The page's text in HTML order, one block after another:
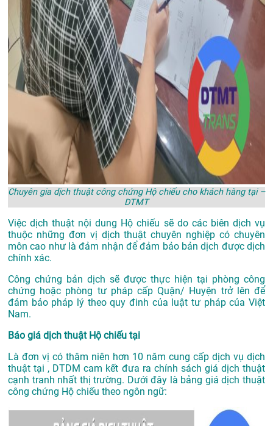
Chuyên gia dịch thuật công chứng Hộ chiếu cho khách hàng tại –
DTMT
Việc dịch thuật nội dung Hộ chiếu sẽ do các biên dịch vụ
thuộc những đơn vị dịch thuật chuyên nghiệp có chuyên
môn cao như là đảm nhận để đảm bảo bản dịch được dịch
chính xác.
Công chứng bản dịch sẽ được thực hiện tại phòng công
chứng hoặc phòng tư pháp cấp Quận/ Huyện trở lên để
đảm bảo pháp lý theo quy đinh của luật tư pháp của Việt
Nam.
Báo giá dịch thuật Hộ chiếu tại
Là đơn vị có thâm niên hơn 10 năm cung cấp dịch vụ dịch
thuật tại , DTDM cam kết đưa ra chính sách giá dịch thuật
cạnh tranh nhất thị trường. Dưới đây là bảng giá dịch thuật
công chứng Hộ chiếu theo ngôn ngữ: